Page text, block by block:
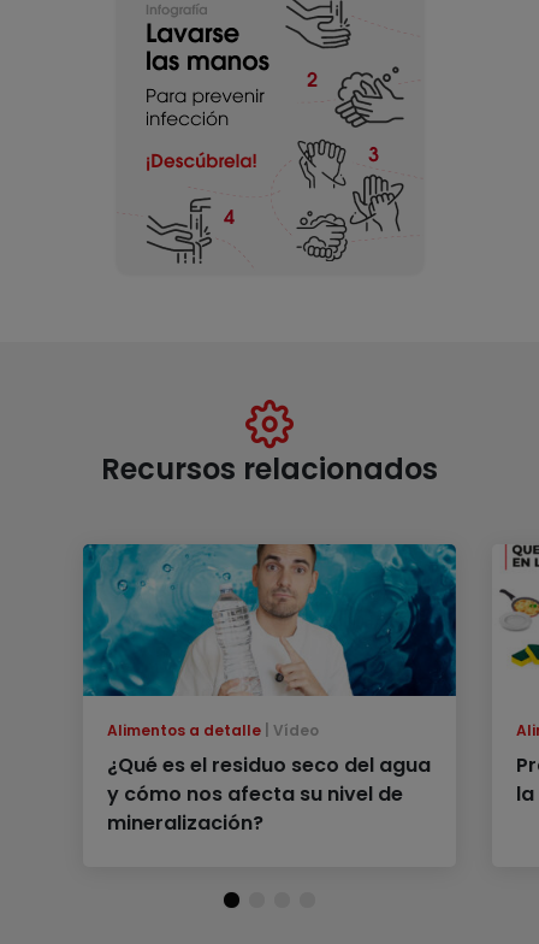
Recursos relacionados
Alimentos a detalle Vídeo
¿Qué es el residuo seco del agua
y cómo nos afecta su nivel de
mineralización?